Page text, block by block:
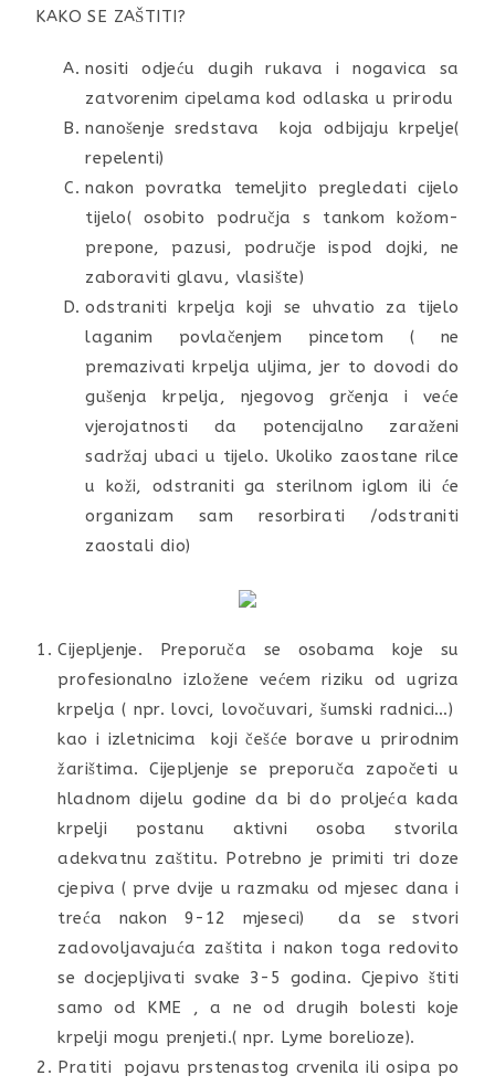
KAKO SE ZAŠTITI?
nositi odjeću dugih rukava i nogavica sa
zatvorenim cipelama kod odlaska u prirodu
nanošenje sredstava koja odbijaju krpelje(
repelenti)
nakon povratka temeljito pregledati cijelo
tijelo( osobito područja s tankom kožom-
prepone, pazusi, područje ispod dojki, ne
zaboraviti glavu, vlasište)
odstraniti krpelja koji se uhvatio za tijelo
laganim povlačenjem pincetom ( ne
premazivati krpelja uljima, jer to dovodi do
gušenja krpelja, njegovog grčenja i veće
vjerojatnosti da potencijalno zaraženi
sadržaj ubaci u tijelo. Ukoliko zaostane rilce
u koži, odstraniti ga sterilnom iglom ili će
organizam sam resorbirati /odstraniti
zaostali dio)
Cijepljenje. Preporuča se osobama koje su
profesionalno izložene većem riziku od ugriza
krpelja ( npr. lovci, lovočuvari, šumski radnici…)
kao i izletnicima koji češće borave u prirodnim
žarištima. Cijepljenje se preporuča započeti u
hladnom dijelu godine da bi do proljeća kada
krpelji postanu aktivni osoba stvorila
adekvatnu zaštitu. Potrebno je primiti tri doze
cjepiva ( prve dvije u razmaku od mjesec dana i
treća nakon 9-12 mjeseci) da se stvori
zadovoljavajuća zaštita i nakon toga redovito
se docjepljivati svake 3-5 godina. Cjepivo štiti
samo od KME , a ne od drugih bolesti koje
krpelji mogu prenjeti.( npr. Lyme borelioze).
Pratiti pojavu prstenastog crvenila ili osipa po